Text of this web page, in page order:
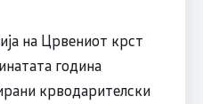
на Црвениот крст
година
крводарителски